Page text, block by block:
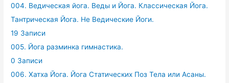
004. Ведическая йога. Веды и Йога. Классическая Йога.
Тантрическая Йога. Не Ведические Йоги.
19 Записи
005. Йога разминка гимнастика.
0 Записи
006. Хатха Йога. Йога Статических Поз Тела или Асаны.